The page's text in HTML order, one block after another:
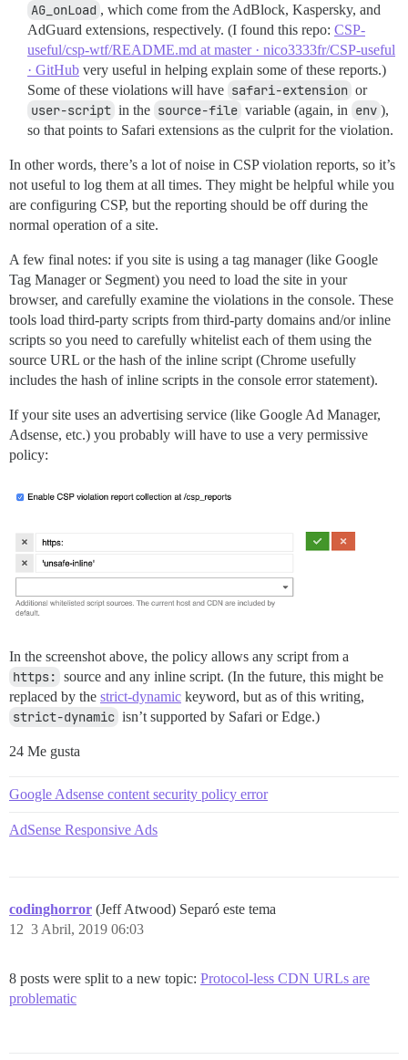
AG_onLoad , which come from the AdBlock, Kaspersky, and
AdGuard extensions, respectively. (I found this repo: CSP-
useful/csp-wtf/README.md at master · nico3333fr/CSP-useful
· GitHub very useful in helping explain some of these reports.)
Some of these violations will have safari-extension or
user-script in the source-file variable (again, in env ),
so that points to Safari extensions as the culprit for the violation.
In other words, there’s a lot of noise in CSP violation reports, so it’s
not useful to log them at all times. They might be helpful while you
are configuring CSP, but the reporting should be off during the
normal operation of a site.
A few final notes: if you site is using a tag manager (like Google
Tag Manager or Segment) you need to load the site in your
browser, and carefully examine the violations in the console. These
tools load third-party scripts from third-party domains and/or inline
scripts so you need to carefully whitelist each of them using the
source URL or the hash of the inline script (Chrome usefully
includes the hash of inline scripts in the console error statement).
If your site uses an advertising service (like Google Ad Manager,
Adsense, etc.) you probably will have to use a very permissive
policy:
In the screenshot above, the policy allows any script from a
https: source and any inline script. (In the future, this might be
replaced by the strict-dynamic keyword, but as of this writing,
strict-dynamic isn’t supported by Safari or Edge.)
24 Me gusta
Google Adsense content security policy error
AdSense Responsive Ads
codinghorror (Jeff Atwood) Separó este tema
3 Abril, 2019 06:03
12
8 posts were split to a new topic: Protocol-less CDN URLs are
problematic